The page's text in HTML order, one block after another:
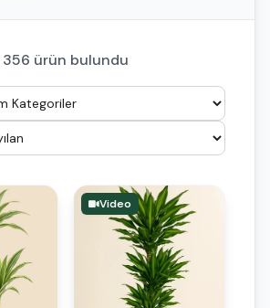
356 ürün bulundu
Video